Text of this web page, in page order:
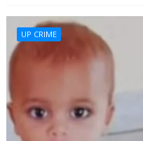
UP CRIME